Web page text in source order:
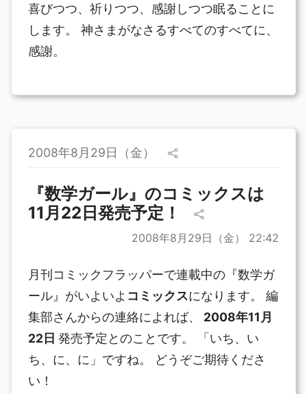
喜びつつ、祈りつつ、感謝しつつ眠ることに
します。 神さまがなさるすべてのすべてに、
感謝。
2008年8月29日（金）
『数学ガール』のコミックスは
11月22日発売予定！
2008年8月29日（金） 22:42
月刊コミックフラッパーで連載中の『数学ガ
ール』がいよいよ コミックスになります。 編
集部さんからの連絡によれば、
2008年11月
22日 発売予定とのことです。 「いち、い
ち、に、に」ですね。 どうぞご期待くださ
い！